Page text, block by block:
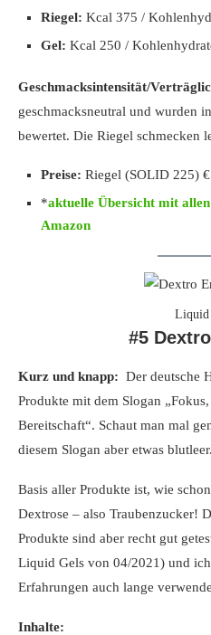
Riegel: Kcal 375 /
Gel: Kcal 250 /
Geschmacksintensität/
geschmacksneutral und wurden
bewertet. Die Riegel schmecken
Preise: Riegel (SOLID 225)
*aktuelle Übersicht mit
Amazon
Liquid
#5
Kurz und knapp: Der deutsche
Produkte mit dem Slogan
Bereitschaft“. Schaut man mal
diesem Slogan aber etwas blutleer.
Basis aller Produkte ist, wie
Dextrose – also Traubenzucker!
Produkte sind aber recht gut
Liquid Gels von 04/2021) und
Erfahrungen auch lange
Inhalte: